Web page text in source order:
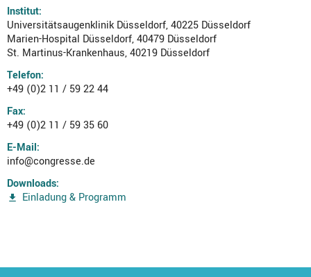
Institut:
Universitätsaugenklinik Düsseldorf, 40225 Düsseldorf
Marien-Hospital Düsseldorf, 40479 Düsseldorf
St. Martinus-Krankenhaus, 40219 Düsseldorf
Telefon:
+49 (0)2 11 / 59 22 44
Fax:
+49 (0)2 11 / 59 35 60
E-Mail:
info@congresse.de
Downloads:
Einladung & Programm